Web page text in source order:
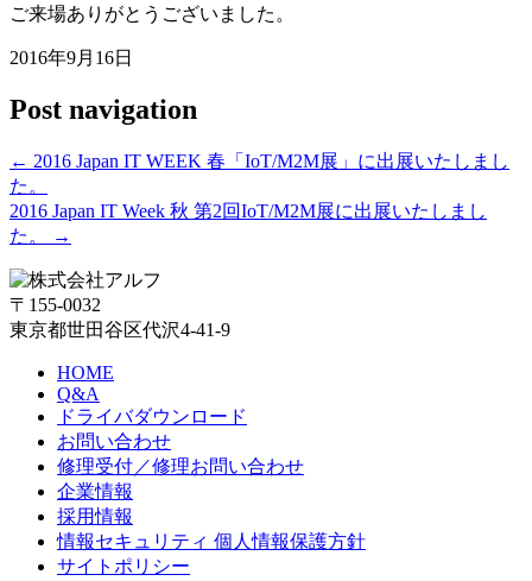
ご来場ありがとうございました。
2016年9月16日
Post navigation
← 2016 Japan IT WEEK 春「IoT/M2M展」に出展いたしまし
た。
2016 Japan IT Week 秋 第2回IoT/M2M展に出展いたしまし
た。
→
〒155-0032
東京都世田谷区代沢4-41-9
HOME
Q&A
ドライバダウンロード
お問い合わせ
修理受付／修理お問い合わせ
企業情報
採用情報
情報セキュリティ 個人情報保護方針
サイトポリシー